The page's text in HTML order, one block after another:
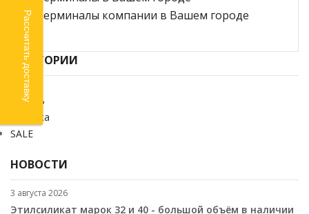
КАТЕГОРИИ
Химия
Кабель
Стройка
SALE
НОВОСТИ
3 августа 2026
Этилсиликат марок 32 и 40 - большой объём в наличии
Рассчитать доставку